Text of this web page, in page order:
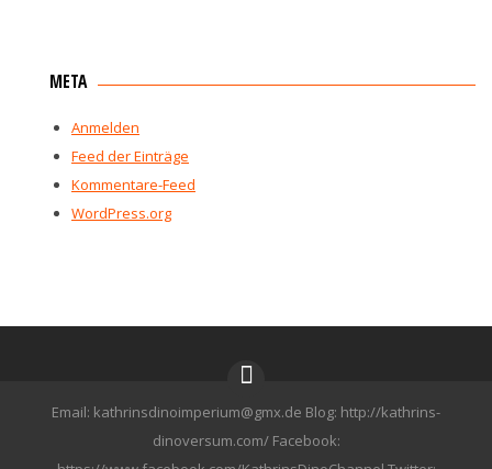
META
Anmelden
Feed der Einträge
Kommentare-Feed
WordPress.org
Email: kathrinsdinoimperium@gmx.de Blog: http://kathrins-
dinoversum.com/ Facebook: